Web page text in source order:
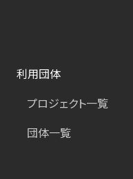
利用団体
プロジェクト一覧
団体一覧